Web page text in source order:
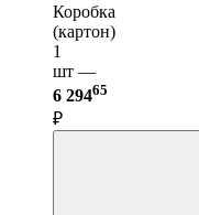
Коробка
(картон)
1
шт —
6 29465
₽